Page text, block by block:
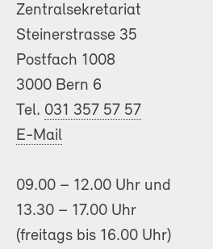
Zentralsekretariat
Steinerstrasse 35
Postfach 1008
3000 Bern 6
Tel. 031 357 57 57
E-Mail
09.00 – 12.00 Uhr und
13.30 – 17.00 Uhr
(freitags bis 16.00 Uhr)